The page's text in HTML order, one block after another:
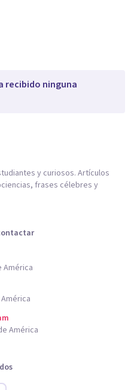
recibido ninguna
y curiosos. Artículos
frases célebres y
América
América